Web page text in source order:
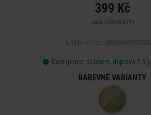
399 Kč
cena včetně DPH
Dostupnost: skladem, doprava 2-5
BAREVNÉ VARIANTY